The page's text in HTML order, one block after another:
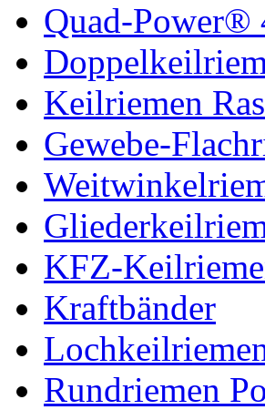
Quad-Power®
Keilriemen
Gewebe-
KFZ-
Kraftbänder
Rundriemen